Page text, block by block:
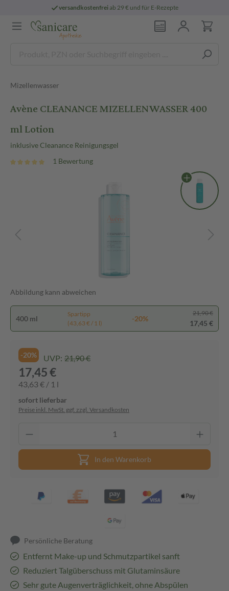
versandkostenfreiab 29 € und für E-Rezepte
Mizellenwasser
Avène CLEANANCE MIZELLENWASSER 400
ml Lotion
inklusive Cleanance Reinigungsgel
1 Bewertung
Abbildung kann abweichen
400 ml
Spartipp
(43,63 € / 1 l)
-20%
21,90 €
17,45 €
-20% UVP: 21,90 €
17,45 €
43,63 € / 1 l
sofort lieferbar
Preise inkl. MwSt. ggf. zzgl. Versandkosten
In den Warenkorb
Persönliche Beratung
Entfernt Make-up und Schmutzpartikel sanft
Reduziert Talgüberschuss mit Glutaminsäure
Sehr gute Augenverträglichkeit, ohne Abspülen